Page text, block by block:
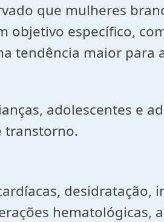
que mulheres
objetivo específico,
tendência maior para
adolescentes e
transtorno.
desidratação,
hematológicas,